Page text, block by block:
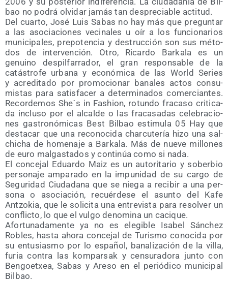
bao no podrá olvi­dar jamás tan des­pre­cia­ble actitud.
Del cuar­to, José Luis Sabas no hay más que pre­gun­tar
a las aso­cia­cio­nes veci­na­les u oír a los fun­cio­na­rios
muni­ci­pa­les, pre­po­ten­cia y des­truc­ción son sus méto­
dos de inter­ven­ción. Otro, Ricar­do Bar­ka­la es un
genuino des­pil­fa­rra­dor, el gran res­pon­sa­ble de la
catás­tro­fe urba­na y eco­nó­mi­ca de las World Series
y acre­di­ta­do por pro­mo­cio­nar bana­les actos con­su­
mis­tas para satis­fa­cer a deter­mi­na­dos comer­cian­tes.
Recor­de­mos She´s in Fashion, rotun­do fra­ca­so cri­ti­ca­
da inclu­so por el alcal­de o las fra­ca­sa­das cele­bra­cio­
nes gas­tro­nó­mi­cas Best Bil­bao esti­mu­la 05 Hay que
des­ta­car que una reco­no­ci­da char­cu­te­ría hizo una sal­
chi­cha de home­na­je a Bar­ka­la. Más de nue­ve millo­nes
de euro mal­gas­ta­dos y con­ti­núa como si nada.
El con­ce­jal Eduar­do Maiz es un auto­ri­ta­rio y sober­bio
per­so­na­je ampa­ra­do en la impu­ni­dad de su car­go de
Segu­ri­dad Ciu­da­da­na que se nie­ga a reci­bir a una per­
so­na o aso­cia­ción, recuér­de­se el asun­to del Kafe
Antzo­kia, que le soli­ci­ta una entre­vis­ta para resol­ver un
con­flic­to, lo que el vul­go deno­mi­na un cacique.
Afor­tu­na­da­men­te ya no es ele­gi­ble Isa­bel Sán­chez
Robles, has­ta aho­ra con­ce­jal de Turis­mo cono­ci­da por
su entu­sias­mo por lo espa­ñol, bana­li­za­ción de la villa,
furia con­tra las kom­par­sak y cen­su­ra­do­ra jun­to con
Ben­goetxea, Sabas y Are­so en el perió­di­co muni­ci­pal
Bilbao.